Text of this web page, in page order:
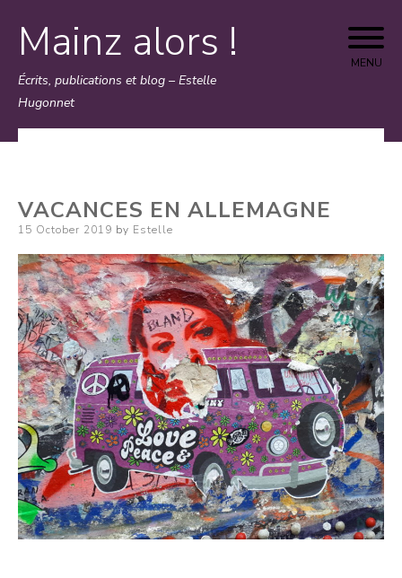
Skip
to
content
Mainz alors !
Écrits, publications et blog – Estelle
Hugonnet
MENU
VACANCES EN ALLEMAGNE
Posted
15 October 2019 by Estelle